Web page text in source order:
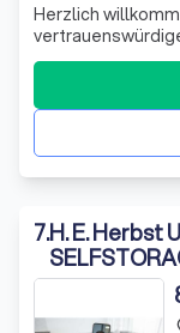
Herzlich
Gründung im
Engagement der
Dienstleistungen
7.H. E. Herbst